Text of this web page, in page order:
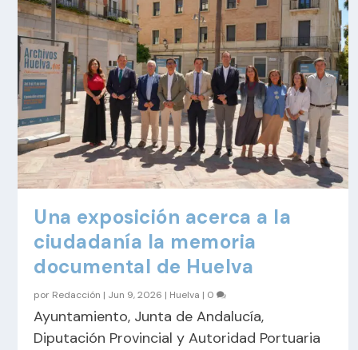
Una exposición acerca a la
ciudadanía la memoria
documental de Huelva
por Redacción | Jun 9, 2026 | Huelva | 0
Ayuntamiento, Junta de Andalucía,
Diputación Provincial y Autoridad Portuaria